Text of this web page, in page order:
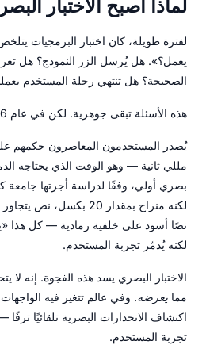
لماذا أصبح الاختبار
لفترة طويلة، كان اختبار البرمجيات
يعمل؟». هل يُرسل الزر النموذج؟ هل
الصحيحة؟ هل تنتهي رحلة المستخدم
هذه الأسئلة تبقى جوهرية. لكن في عام 2026، لم تعد كافية.
مللي ثانية — وهو الوقت الذي يحتاجه
بصري أولي، وفقًا لدراسة أجرتها جامعة
لكنه منزاح بمقدار 20
نصًا أسود على خلفية رمادية — كل هذا
لكنه يُدمّر تجربة المستخدم.
الاختبار البصري يسد هذه الفجوة. إنه لا
مما يعرضه. وفي عالم تتغير فيه
اكتشاف الانحدارات البصرية تلقائيًا
تجربة المستخدم.